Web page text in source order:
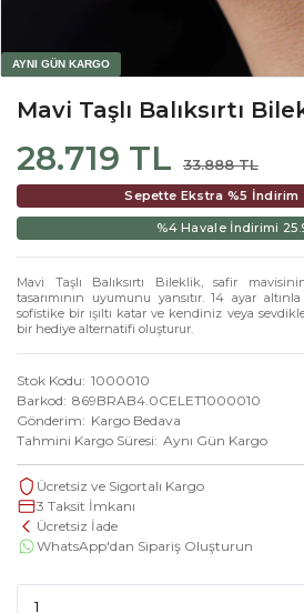
Mavi Taşlı Balıksırtı
28.719 TL 33.888 TL
Sepette Ekstra %5 İndirim
%4 Havale İndirimi
Mavi Taşlı Balıksırtı Bileklik, safir
tasarımının uyumunu yansıtır. 14 ayar
sofistike bir ışıltı katar ve kendiniz veya
bir hediye alternatifi oluşturur.
Stok Kodu 1000010
Barkod 869BRAB4.0CELET1000010
Gönderim
Kargo Bedava
Tahmini Kargo Süresi Aynı Gün Kargo
Ücretsiz ve Sigortalı Kargo
3 Taksit İmkanı
Ücretsiz İade
WhatsApp'dan Sipariş Oluşturun